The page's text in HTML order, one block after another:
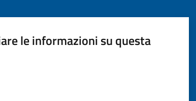
le informazioni su questa